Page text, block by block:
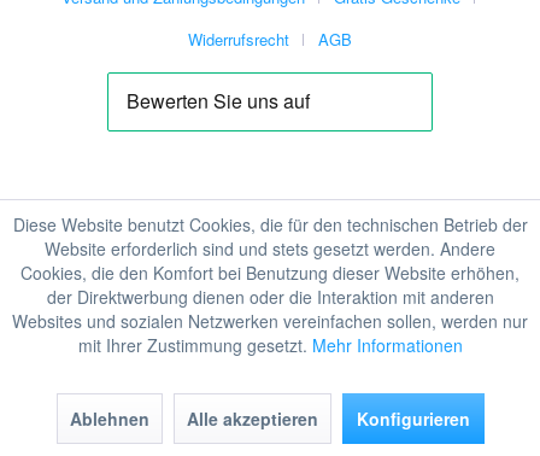
Widerrufsrecht
AGB
Diese Website benutzt Cookies, die für den technischen Betrieb der
Website erforderlich sind und stets gesetzt werden. Andere
Cookies, die den Komfort bei Benutzung dieser Website erhöhen,
der Direktwerbung dienen oder die Interaktion mit anderen
Websites und sozialen Netzwerken vereinfachen sollen, werden nur
mit Ihrer Zustimmung gesetzt. Mehr Informationen
Ablehnen Alle akzeptieren Konfigurieren